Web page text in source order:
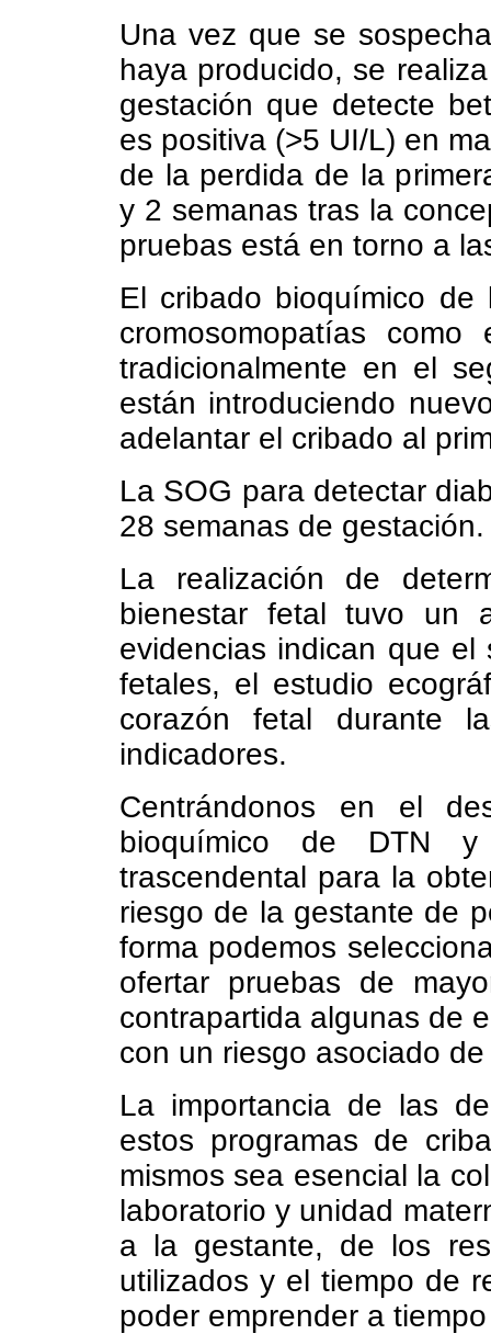
Una vez que se
haya producido, se
gestación que detecte
es positiva (>5 UI/L) en
de la perdida de la
y 2 semanas tras la
pruebas está en torno a
El cribado bioquímico
cromosomopatías
tradicionalmente en el
están introduciendo
adelantar el cribado al
La SOG para detectar
28 semanas de gestación.
La realización de
bienestar fetal tuvo un
evidencias indican que el
fetales, el estudio
corazón fetal durante
indicadores.
Centrándonos en el
bioquímico de DTN
trascendental para la
riesgo de la gestante de
forma podemos
ofertar pruebas de
contrapartida algunas de
con un riesgo asociado
La importancia de las
estos programas de
mismos sea esencial la
laboratorio y unidad
a la gestante, de los
utilizados y el tiempo de
poder emprender a